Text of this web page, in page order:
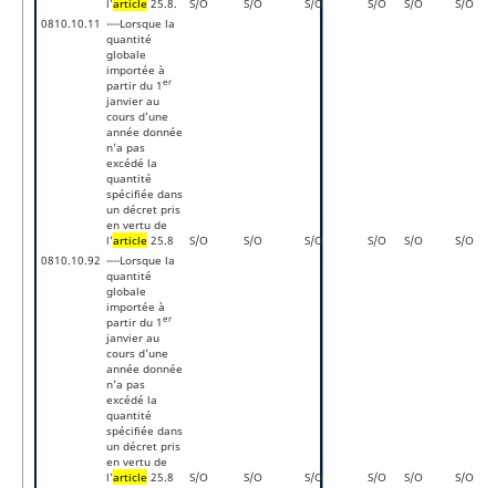
l’article 25.8. S/O S/O S/O S/O S/O
S/O
0810.10.11 ----Lorsque la
quantité
globale
importée à
partir du 1er
janvier au
cours d’une
année donnée
n’a pas
excédé la
quantité
spécifiée dans
un décret pris
en vertu de
l’article 25.8 S/O S/O S/O S/O S/O
S/O
0810.10.92 ----Lorsque la
quantité
globale
importée à
partir du 1er
janvier au
cours d’une
année donnée
n’a pas
excédé la
quantité
spécifiée dans
un décret pris
en vertu de
l’article 25.8 S/O S/O S/O S/O S/O
S/O